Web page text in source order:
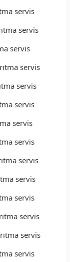
servis
servis
servis
servis
servis
servis
servis
servis
servis
servis
servis
servis
servis
servis